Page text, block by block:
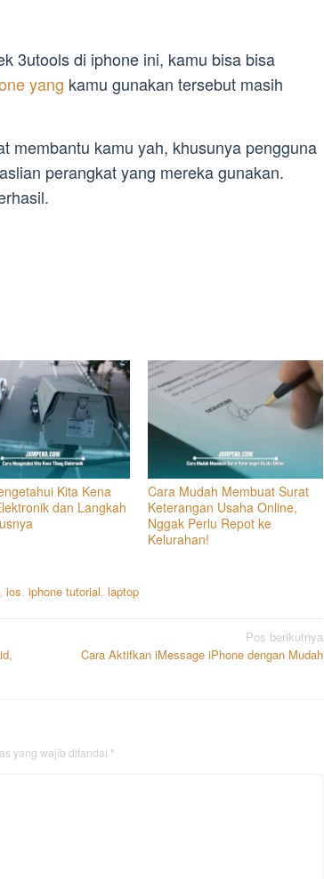
3utools di iphone ini, kamu bisa bisa
yang kamu gunakan tersebut masih
membantu kamu yah, khusunya pengguna
perangkat yang mereka gunakan.
Kita Kena
dan Langkah
Cara Mudah Membuat Surat
Keterangan Usaha Online,
Nggak Perlu Repot ke
Kelurahan!
, ios, iphone tutorial, laptop
Pos berikutnya
Cara Aktifkan iMessage iPhone dengan Mudah
yang wajib ditandai *